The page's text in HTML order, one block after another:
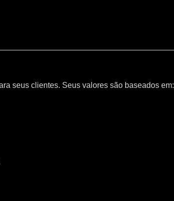
seus clientes. Seus valores são baseados em: